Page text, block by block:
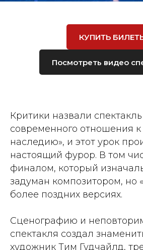
КУПИТЬ
Посмотреть видео
Критики назвали
современного отношения к
наследию», и этот урок
настоящий фурор. В том
финалом, который
задуман композитором, но
более поздних версиях.
Сценографию и
спектакля создал
художник Тим Гудчайлд,